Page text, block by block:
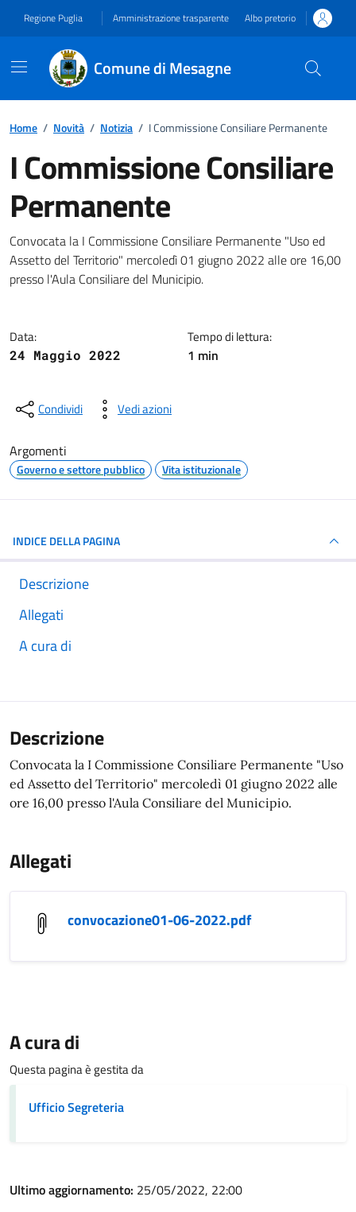
Regione Puglia Amministrazione trasparente Albo pretorio
Comune di Mesagne
Home / Novità / Notizia / I Commissione Consiliare Permanente
I Commissione Consiliare
Permanente
Dettagli della notizia
Convocata la I Commissione Consiliare Permanente "Uso ed
Assetto del Territorio" mercoledì 01 giugno 2022 alle ore 16,00
presso l'Aula Consiliare del Municipio.
Data:
24 Maggio 2022
Tempo di lettura:
1 min
Condividi Vedi azioni
Argomenti
Governo e settore pubblico Vita istituzionale
INDICE DELLA PAGINA
Descrizione
Allegati
A cura di
Descrizione
Convocata la I Commissione Consiliare Permanente "Uso
ed Assetto del Territorio" mercoledì 01 giugno 2022 alle
ore 16,00 presso l'Aula Consiliare del Municipio.
Allegati
convocazione01-06-2022.pdf
A cura di
Questa pagina è gestita da
Ufficio Segreteria
Ultimo aggiornamento: 25/05/2022, 22:00